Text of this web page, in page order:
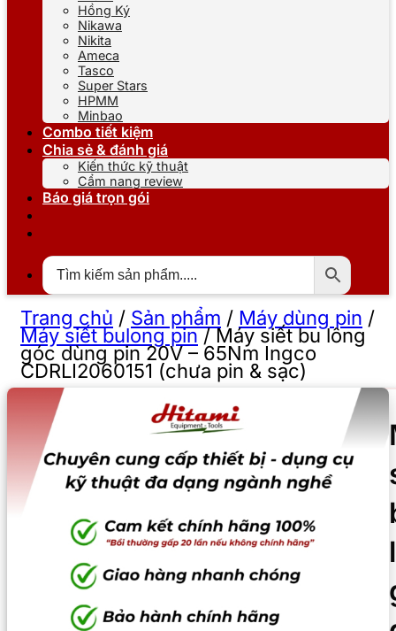
Hồng Ký
Nikawa
Nikita
Ameca
Tasco
Super Stars
HPMM
Minbao
Combo tiết kiệm
Chia sẻ & đánh giá
Kiến thức kỹ thuật
Cẩm nang review
Báo giá trọn gói
Trang chủ / Sản phẩm / Máy dùng pin /
Máy siết bulong pin/Máy siết bu lông
góc dùng pin 20V – 65Nm Ingco
CDRLI2060151 (chưa pin & sạc)